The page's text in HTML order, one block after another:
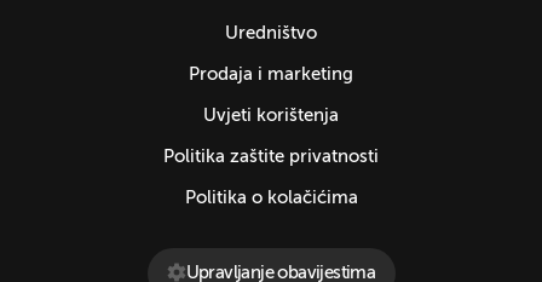
Uredništvo
Prodaja i marketing
Uvjeti korištenja
Politika zaštite privatnosti
Politika o kolačićima
Upravljanje obavijestima